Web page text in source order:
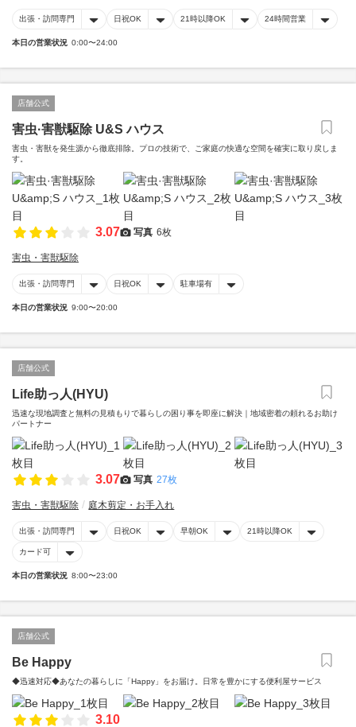
出張・訪問専門 日祝OK 21時以降OK 24時間営業
本日の営業状況 0:00〜24:00
店舗公式
害虫·害獣駆除 U&S ハウス
害虫・害獣を発生源から徹底排除。プロの技術で、ご家庭の快適な空間を確実に取り戻しま
す。
3.07 写真 6枚
害虫・害獣駆除
出張・訪問専門 日祝OK 駐車場有
本日の営業状況 9:00〜20:00
店舗公式
Life助っ人(HYU)
迅速な現地調査と無料の見積もりで暮らしの困り事を即座に解決｜地域密着の頼れるお助け
パートナー
3.07 写真 27枚
害虫・害獣駆除 庭木剪定・お手入れ
出張・訪問専門 日祝OK 早朝OK 21時以降OK
カード可
本日の営業状況 8:00〜23:00
店舗公式
Be Happy
◆迅速対応◆あなたの暮らしに「Happy」をお届け。日常を豊かにする便利屋サービス
3.10